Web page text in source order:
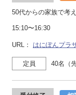
50代からの家族で考
15:10〜16:30
URL： はにぽんプラ
定員 40名（